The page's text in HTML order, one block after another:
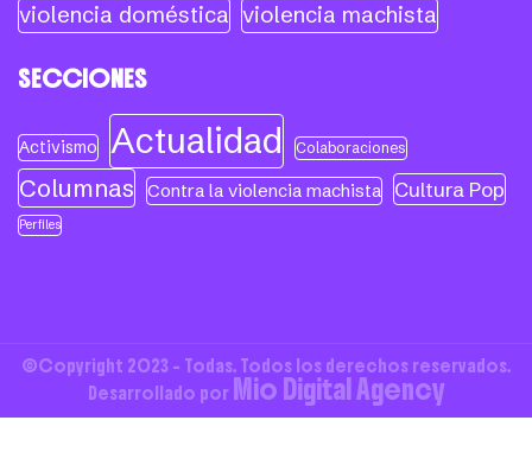
violencia doméstica violencia machista
SECCIONES
Activismo Actualidad Colaboraciones
Columnas Contra la violencia machista Cultura Pop
Perfiles
©Copyright 2023 - Todas. Todos los derechos reservados.
Desarrollado por Mio Digital Agency